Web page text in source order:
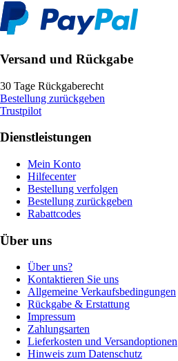
Versand und Rückgabe
30 Tage Rückgaberecht
Bestellung zurückgeben
Trustpilot
Dienstleistungen
Mein Konto
Hilfecenter
Bestellung verfolgen
Bestellung zurückgeben
Rabattcodes
Über uns
Über uns?
Kontaktieren Sie uns
Allgemeine Verkaufsbedingungen
Rückgabe & Erstattung
Impressum
Zahlungsarten
Lieferkosten und Versandoptionen
Hinweis zum Datenschutz